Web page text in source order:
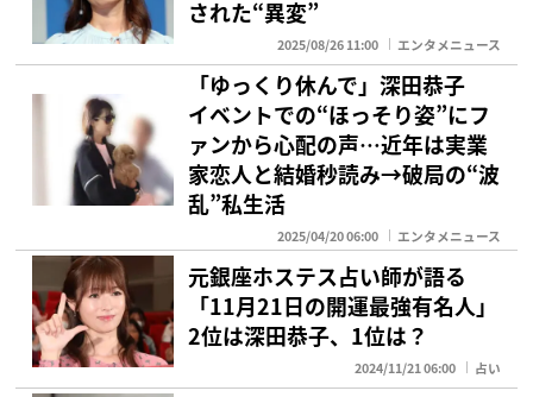
された“異変”
2025/08/26 11:00 エンタメニュース
「ゆっくり休んで」深田恭子
イベントでの“ほっそり姿”にフ
ァンから心配の声…近年は実業
家恋人と結婚秒読み→破局の“波
乱”私生活
2025/04/20 06:00 エンタメニュース
元銀座ホステス占い師が語る
「11月21日の開運最強有名人」
2位は深田恭子、1位は？
2024/11/21 06:00 占い